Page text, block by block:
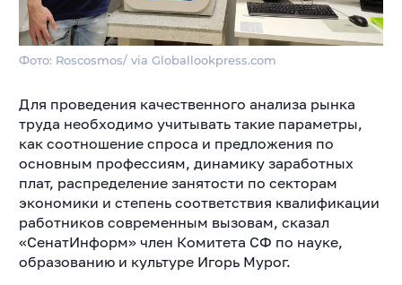
Фото: Roscosmos/ via Globallookpress.com
Для проведения качественного анализа рынка
труда необходимо учитывать такие параметры,
как соотношение спроса и предложения по
основным профессиям, динамику заработных
плат, распределение занятости по секторам
экономики и степень соответствия квалификации
работников современным вызовам, сказал
«СенатИнформ» член Комитета СФ по науке,
образованию и культуре Игорь Мурог.